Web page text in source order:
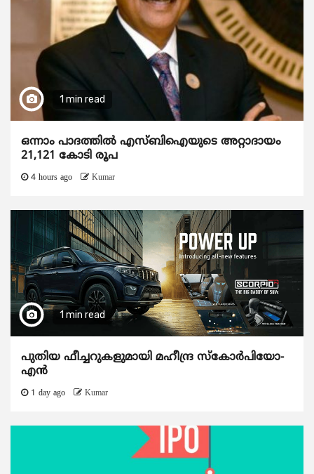
1 min read
ഒന്നാം പാദത്തിൽ എസ്ബിഐയുടെ അറ്റാദായം
21,121 കോടി രൂപ
4 hours ago Kumar
1 min read
പുതിയ ഫീച്ചറുകളുമായി മഹീന്ദ്ര സ്കോർപിയോ-
എൻ
1 day ago Kumar